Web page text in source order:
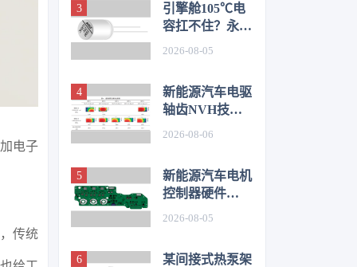
电子
传统
引擎舱105℃电
容扛不住？永铭
扇高温振动失效
难题
2026-08-05
新能源汽车电驱
轴齿NVH技术
2026-08-06
新能源汽车电机
控制器硬件
2026-08-05
某间接式热泵架